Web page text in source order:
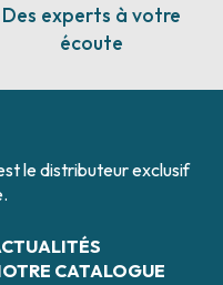
Des experts à votre
écoute
le distributeur exclusif
CATALOGUE